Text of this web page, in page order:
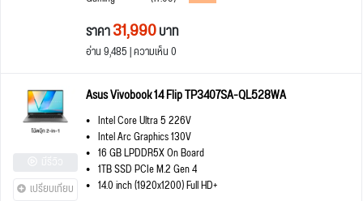
ราคา31,990บาท
อ่าน 9,485 | ความเห็น 0
เปรียบเทียบ
Asus Vivobook 14 Flip TP3407SA-QL528WA
Intel Core Ultra 5 226V
Intel Arc Graphics 130V
16 GB LPDDR5X On Board
1TB SSD PCIe M.2 Gen 4
14.0 inch (1920x1200) Full HD+